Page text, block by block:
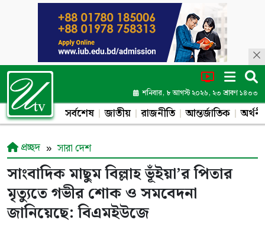
শনিবার, ৮ আগস্ট ২০২৬, ২৩ শ্রাবণ ১৪৩৩
সর্বশেষ জাতীয় রাজনীতি আন্তর্জাতিক
প্রচ্ছদ সারা দেশ
সাংবাদিক মাছুম বিল্লাহ ভূঁইয়া’র পিতার
মৃত্যুতে গভীর শোক ও সমবেদনা
জানিয়েছে: বিএমইউজে